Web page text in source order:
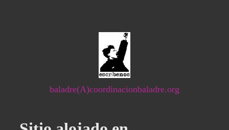
baladre(A)coordinacionbaladre.org